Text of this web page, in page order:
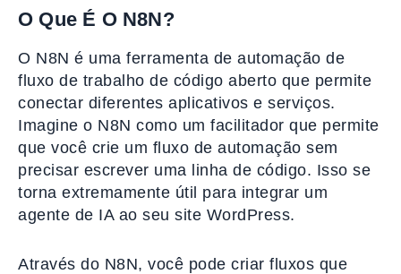
O Que É O N8N?
O N8N é uma ferramenta de automação de
fluxo de trabalho de código aberto que permite
conectar diferentes aplicativos e serviços.
Imagine o N8N como um facilitador que permite
que você crie um fluxo de automação sem
precisar escrever uma linha de código. Isso se
torna extremamente útil para integrar um
agente de IA ao seu site WordPress.
Através do N8N, você pode criar fluxos que